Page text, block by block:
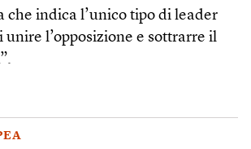
che indica l’unico tipo di leader
unire l’opposizione e sottrarre il